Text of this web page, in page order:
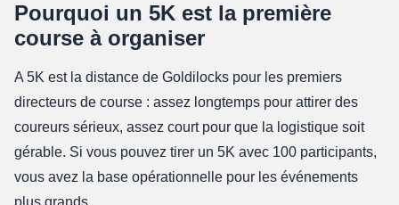
Pourquoi un 5K est la première
course à organiser
A 5K est la distance de Goldilocks pour les premiers
directeurs de course : assez longtemps pour attirer des
coureurs sérieux, assez court pour que la logistique soit
gérable. Si vous pouvez tirer un 5K avec 100 participants,
vous avez la base opérationnelle pour les événements
plus grands.